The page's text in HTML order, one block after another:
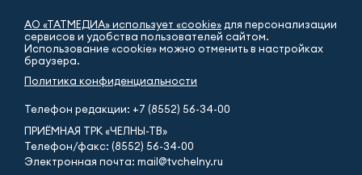
АО «ТАТМЕДИА» использует «cookie»для персонализации
сервисов и удобства пользователей сайтом.
Использование «cookie» можно отменить в настройках
браузера.
Политика конфиденциальности
Телефон редакции: +7 (8552) 56-34-00
ПРИЁМНАЯ ТРК «ЧЕЛНЫ-ТВ»
Телефон/факс: (8552) 56-34-00
Электронная почта: mail@tvchelny.ru